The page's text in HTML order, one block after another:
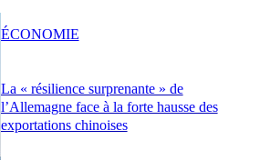
La « résilience surprenante » de
l’Allemagne face à la forte hausse des
exportations chinoises
ÉCONOMIE